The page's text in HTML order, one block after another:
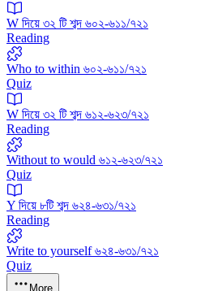
W দিয়ে ৩২ টি শব্দ ৬০২-৬১১/৭২১
Reading
Who to within ৬০২-৬১১/৭২১
Quiz
W দিয়ে ৩২ টি শব্দ ৬১২-৬২৩/৭২১
Reading
Without to would ৬১২-৬২৩/৭২১
Quiz
Y দিয়ে ৮টি শব্দ ৬২৪-৬৩১/৭২১
Reading
Write to yourself ৬২৪-৬৩১/৭২১
Quiz
More